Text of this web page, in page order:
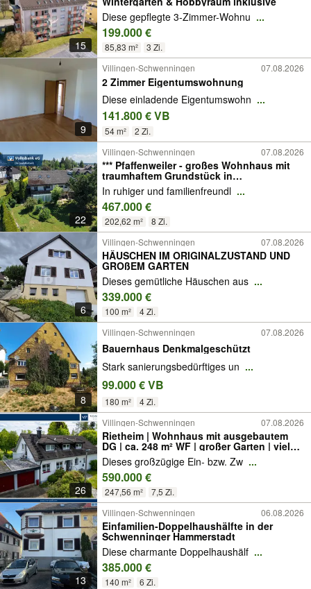
15
Diese gepflegte 3-Zimmer-Wohnu ...
199.000 €
85,83 m² 3 Zi.
9
Villingen-Schwenningen 07.08.2026
2 Zimmer Eigentumswohnung
Diese einladende Eigentumswohn ...
141.800 € VB
54 m² 2 Zi.
22
Villingen-Schwenningen 07.08.2026
*** Pfaffenweiler - großes Wohnhaus mit
traumhaftem Grundstück in
familienfreundlicher Lage! ***
In ruhiger und familienfreundl ...
467.000 €
202,62 m² 8 Zi.
6
Villingen-Schwenningen 07.08.2026
HÄUSCHEN IM ORIGINALZUSTAND UND
GROßEM GARTEN
Dieses gemütliche Häuschen aus ...
339.000 €
100 m² 4 Zi.
8
Villingen-Schwenningen 07.08.2026
Bauernhaus Denkmalgeschützt
Stark sanierungsbedürftiges un ...
99.000 € VB
180 m² 4 Zi.
26
Villingen-Schwenningen 07.08.2026
Rietheim | Wohnhaus mit ausgebautem
DG | ca. 248 m² WF | großer Garten | viele
Nutzungsmöglichkeiten
Dieses großzügige Ein- bzw. Zw ...
590.000 €
247,56 m² 7,5 Zi.
13
Villingen-Schwenningen 06.08.2026
Einfamilien-Doppelhaushälfte in der
Schwenninger Hammerstadt
Diese charmante Doppelhaushälf ...
385.000 €
140 m² 6 Zi.